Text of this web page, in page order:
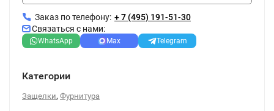
Заказ по телефону: + 7 (495) 191-51-30
Связаться с нами:
WhatsApp Max Telegram
Категории
Защелки, Фурнитура